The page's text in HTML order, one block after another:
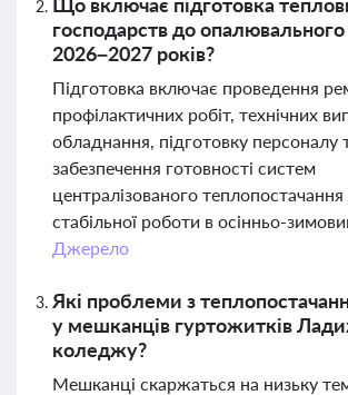
господарств до
2026–2027 років?
Підготовка включає проведення
профілактичних робіт, технічних
обладнання, підготовку персоналу
забезпечення готовності систем
централізованого
стабільної роботи в осінньо-
Джерело
Які проблеми з
у мешканців гуртожитків
коледжу?
Мешканці скаржаться на низьку